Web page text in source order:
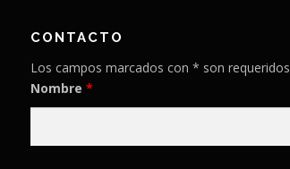
CONTACTO
Los campos marcados con * son requeridos
Nombre *